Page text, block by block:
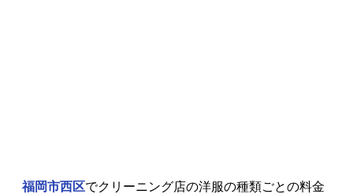
福岡市西区でクリーニング店の洋服の種類ごとの料金